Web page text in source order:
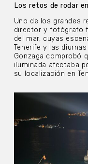
Los retos de rodar
Uno de los grandes
director y fotógrafo
del mar, cuyas
Tenerife y las
Gonzaga comprobó
iluminada afectaba
su localización en